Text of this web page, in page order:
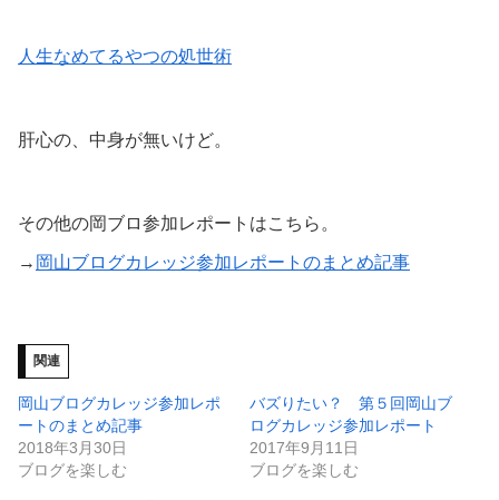
人生なめてるやつの処世術
肝心の、中身が無いけど。
その他の岡ブロ参加レポートはこちら。
→ 岡山ブログカレッジ参加レポートのまとめ記事
関連
岡山ブログカレッジ参加レポ
ートのまとめ記事
2018年3月30日
ブログを楽しむ
バズりたい？ 第５回岡山ブ
ログカレッジ参加レポート
2017年9月11日
ブログを楽しむ